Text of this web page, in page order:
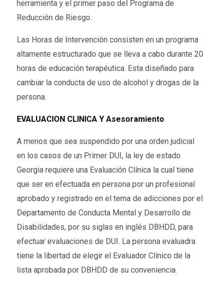
herramienta y el primer paso del Programa de
Reducción de Riesgo.
Las Horas de Intervención consisten en un programa
altamente estructurado que se lleva a cabo durante 20
horas de educación terapéutica. Esta diseñado para
cambiar la conducta de uso de alcohol y drogas de la
persona.
EVALUACION CLINICA Y Asesoramiento
A menos que sea suspendido por una orden judicial
en los casos de un Primer DUI, la ley de estado
Georgia requiere una Evaluación Clínica la cual tiene
que ser en efectuada en persona por un profesional
aprobado y registrado en el tema de adicciones por el
Departamento de Conducta Mental y Desarrollo de
Disabilidades, por su siglas en inglés DBHDD, para
efectuar evaluaciones de DUI. La persona evaluadra
tiene la libertad de elegir el Evaluador Clínico de la
lista aprobada por DBHDD de su conveniencia.